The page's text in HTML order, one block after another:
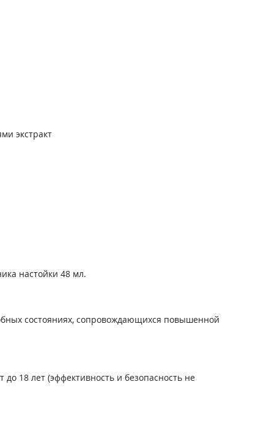
экстракт
настойки 48 мл.
состояниях, сопровождающихся повышенной
18 лет (эффективность и безопасность не